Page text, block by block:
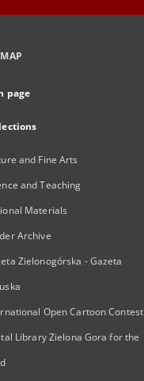
page
and Fine Arts
and Teaching
Materials
Archive
Zielonogórska - Gazeta
Open Cartoon Contest
Library Zielona Gora for the